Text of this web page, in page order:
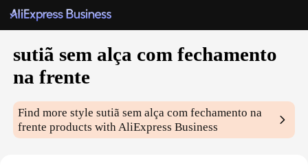
sutiã sem alça com fechamento
na frente
Find more stylesutiã sem alça com fechamento na
frente products with AliExpress Business